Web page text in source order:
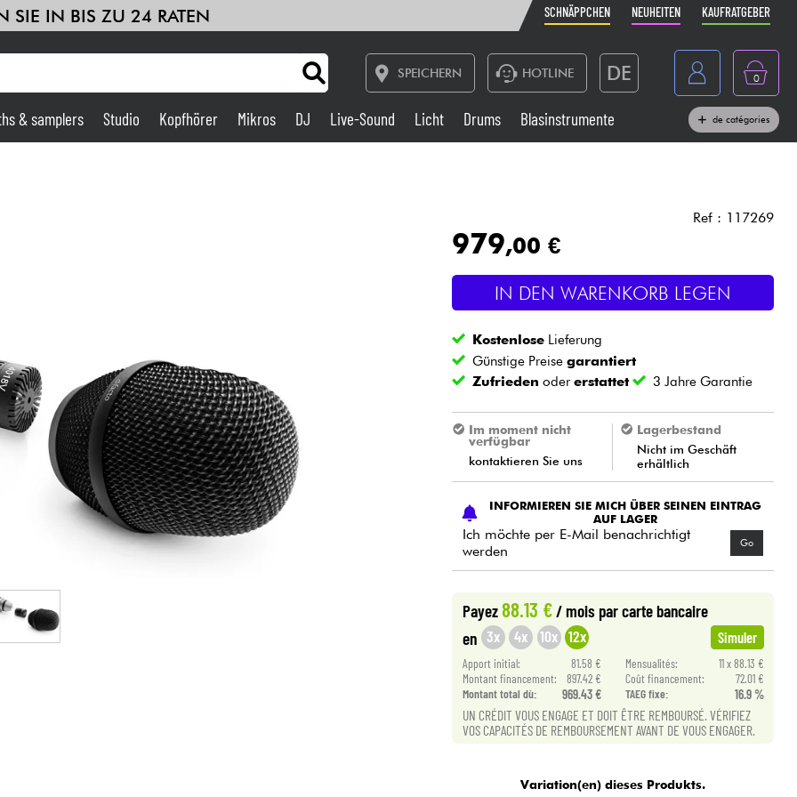
SIE IN BIS ZU 24 RATEN SCHNÄPPCHEN NEUHEITEN KAUFRATGEBER
SPEICHERN HOTLINE DE
Belgique
Nederland
0
Live-Sound
Blasinstrumente
Kabel & Zubehöre
Bundle
Sehen Sie sich unsere Marken an
& samplers Studio Kopfhörer Mikros DJ Live-Sound Licht Drums Blasinstrumente de catégories
Ref : 117269
979,00 €
IN DEN WARENKORB LEGEN
Kostenlose Lieferung
Günstige Preisegarantiert
Zufrieden odererstattet 3 Jahre Garantie
Im moment nicht
verfügbar
kontaktieren Sie uns
Lagerbestand
Nicht im Geschäft
erhältlich
INFORMIEREN SIE MICH ÜBER SEINEN EINTRAG
AUF LAGER
Ich möchte per E-Mail benachrichtigt
werden
Go
Payez 88.13 €/ mois par carte bancaire
en 3x 4x 10x 12x Simuler
Apport initial: 81.58 € Mensualités:
11 x 88.13 €
Montant financement:
897.42 € Coût financement:
72.01 €
Montant total dù:
969.43 € TAEG fixe: 16.9 %
UN CRÉDIT VOUS ENGAGE ET DOIT ÊTRE REMBOURSÉ. VÉRIFIEZ
VOS CAPACITÉS DE REMBOURSEMENT AVANT DE VOUS ENGAGER.
Variation(en) dieses Produkts.